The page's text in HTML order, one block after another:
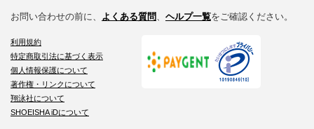
お問い合わせの前に、 よくある質問 ヘルプ一覧をご確認ください。
利用規約
特定商取引法に基づく表示
個人情報保護について
著作権・リンクについて
翔泳社について
SHOEISHA iDについて